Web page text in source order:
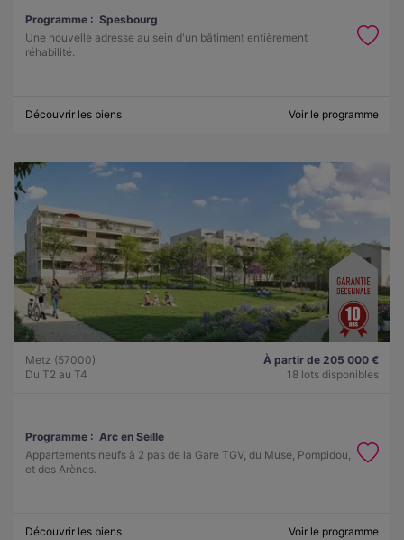
Programme : Spesbourg
Une nouvelle adresse au sein d'un bâtiment entièrement
réhabilité.
Découvrir les biens Voir le programme
Metz (57000)
Du T2 au T4
À partir de 205 000 €
18 lots disponibles
Programme : Arc en Seille
Appartements neufs à 2 pas de la Gare TGV, du Muse, Pompidou,
et des Arènes.
Découvrir les biens Voir le programme